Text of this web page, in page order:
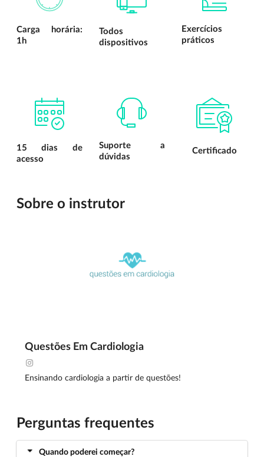
Carga horária:
1h
Todos
dispositivos
Exercícios
práticos
15 dias de
acesso
Suporte a
dúvidas
Certificado
Sobre o instrutor
Questões Em Cardiologia
Ensinando cardiologia a partir de questões!
Perguntas frequentes
Quando poderei começar?